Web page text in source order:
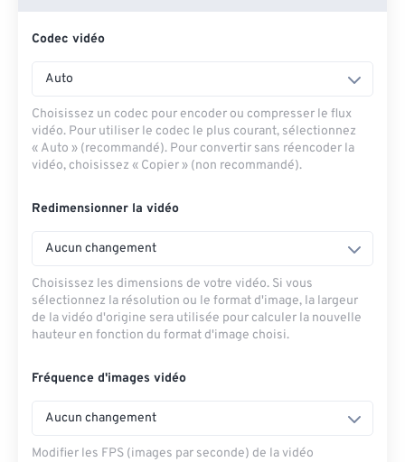
Codec vidéo
Auto
Choisissez un codec pour encoder ou compresser le flux
vidéo. Pour utiliser le codec le plus courant, sélectionnez
« Auto » (recommandé). Pour convertir sans réencoder la
vidéo, choisissez « Copier » (non recommandé).
Redimensionner la vidéo
Aucun changement
Choisissez les dimensions de votre vidéo. Si vous
sélectionnez la résolution ou le format d'image, la largeur
de la vidéo d'origine sera utilisée pour calculer la nouvelle
hauteur en fonction du format d'image choisi.
Fréquence d'images vidéo
Aucun changement
Modifier les FPS (images par seconde) de la vidéo